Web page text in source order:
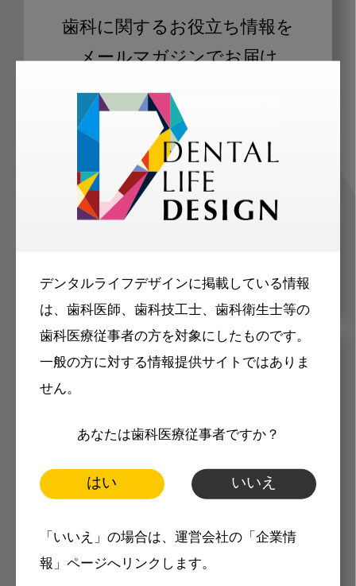
デンタルライフデザインに掲載している情報
は、歯科医師、歯科技工士、歯科衛生士等の
歯科医療従事者の方を対象にしたものです。
一般の方に対する情報提供サイトではありま
せん。
あなたは歯科医療従事者ですか？
はい いいえ
「いいえ」の場合は、運営会社の「企業情
報」ページへリンクします。
歯科に関するお役立ち情報を
メールマガジンでお届け
ご登録いただいた職種（歯科医師、歯
科衛生士、歯科技工士）に合わせた内
容のメールマガジンをお届けします。
メリット
製品価格も閲覧可能